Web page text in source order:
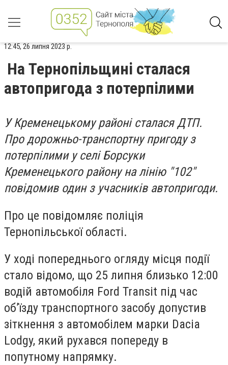
12:45, 26 липня 2023 р.
На Тернопільщині сталася
автопригода з потерпілими
У Кременецькому районі сталася ДТП.
Про дорожньо-транспортну пригоду з
потерпілими у селі Борсуки
Кременецького району на лінію "102"
повідомив один з учасників автопригоди.
Про це повідомляє поліція
Тернопільської області.
У ході попереднього огляду місця події
стало відомо, що 25 липня близько 12:00
водій автомобіля Ford Transit під час
об’їзду транспортного засобу допустив
зіткнення з автомобілем марки Dacia
Lodgy, який рухався попереду в
попутному напрямку.